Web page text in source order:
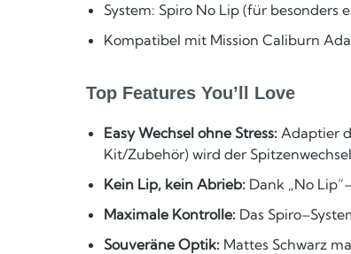
System: Spiro No Lip (für besonders
Kompatibel mit Mission Caliburn
Top Features You’ll Love
Easy Wechsel ohne Stress: Adaptier
Kit/Zubehör) wird der
Kein Lip, kein Abrieb: Dank „No
Maximale Kontrolle: Das
Souveräne Optik: Mattes Schwarz